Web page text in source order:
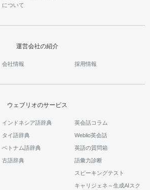
について
運営会社の紹介
会社情報 採用情報
ウェブリオのサービス
インドネシア語辞典
タイ語辞典
ベトナム語辞典
古語辞典
英会話コラム
Weblio英会話
英語の質問箱
語彙力診断
スピーキングテスト
キャリジェネ～生成AIスク